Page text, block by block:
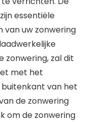
essentiële
van uw zonwering
zonwering, zal dit
met het
van het
de zonwering
om de zonwering